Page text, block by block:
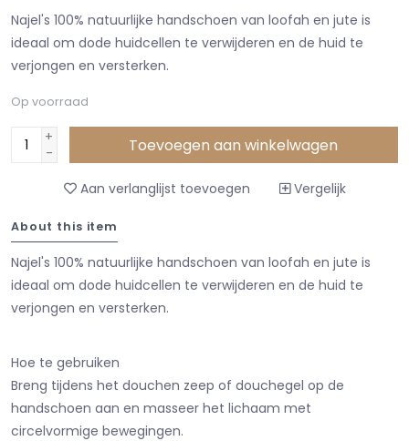
Najel's 100% natuurlijke handschoen van loofah en jute is
ideaal om dode huidcellen te verwijderen en de huid te
verjongen en versterken.
Op voorraad
+
-
Toevoegen aan winkelwagen
Aan verlanglijst toevoegen Vergelijk
About this item
Najel's 100% natuurlijke handschoen van loofah en jute is
ideaal om dode huidcellen te verwijderen en de huid te
verjongen en versterken.
Hoe te gebruiken
Breng tijdens het douchen zeep of douchegel op de
handschoen aan en masseer het lichaam met
circelvormige bewegingen.